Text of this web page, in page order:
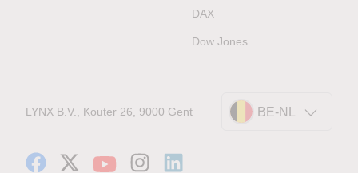
DAX
Dow Jones
LYNX B.V., Kouter 26, 9000 Gent BE-NL